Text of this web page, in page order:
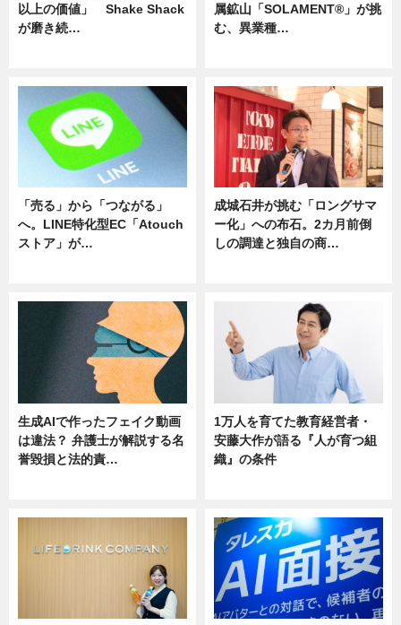
以上の価値」 Shake Shack
が磨き続…
属鉱山「SOLAMENT®」が挑
む、異業種…
「売る」から「つながる」
へ。LINE特化型EC「Atouch
ストア」が…
成城石井が挑む「ロングサマ
ー化」への布石。2カ月前倒
しの調達と独自の商…
生成AIで作ったフェイク動画
は違法？ 弁護士が解説する名
誉毀損と法的責…
1万人を育てた教育経営者・
安藤大作が語る『人が育つ組
織』の条件